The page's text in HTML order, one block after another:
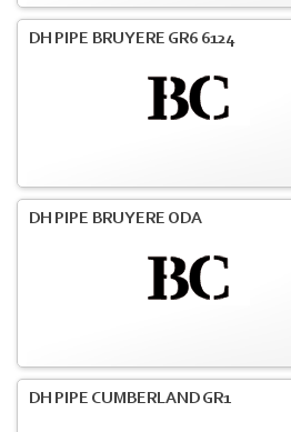
DH PIPE BRUYERE GR6 6124
DH PIPE BRUYERE ODA
DH PIPE CUMBERLAND GR1